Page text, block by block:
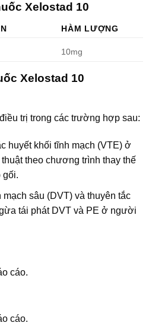
Xelostad 10
HÀM LƯỢNG
10mg
Xelostad 10
trị trong các trường hợp sau:
huyết khối tĩnh mạch (VTE) ở
theo chương trình thay thế
gối.
sâu (DVT) và thuyên tắc
tái phát DVT và PE ở người
cáo.
cáo.